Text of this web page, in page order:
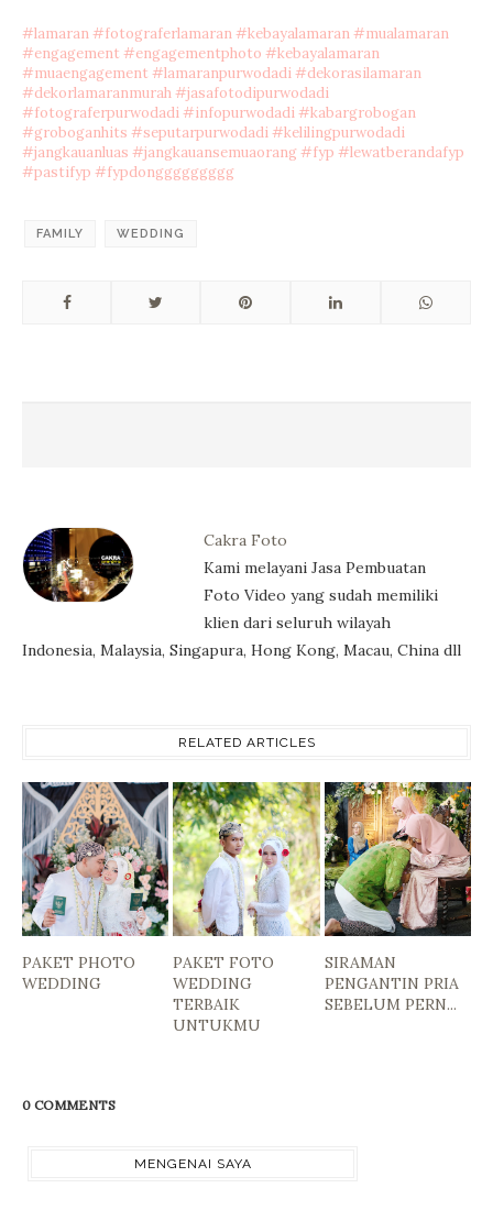
#lamaran#fotograferlamaran#kebayalamaran#mualamaran
#engagement #engagementphoto #kebayalamaran
#muaengagement #lamaranpurwodadi#dekorasilamaran
#dekorlamaranmurah#jasafotodipurwodadi
#fotograferpurwodadi#infopurwodadi#kabargrobogan
#groboganhits #seputarpurwodadi#kelilingpurwodadi
#jangkauanluas #jangkauansemuaorang#fyp #lewatberandafyp
#pastifyp #fypdonggggggggg
FAMILY WEDDING
Cakra Foto
Kami melayani Jasa Pembuatan
Foto Video yang sudah memiliki
klien dari seluruh wilayah
Indonesia, Malaysia, Singapura, Hong Kong, Macau, China dll
RELATED ARTICLES
PAKET PHOTO
WEDDING
PAKET FOTO
WEDDING
TERBAIK
UNTUKMU
SIRAMAN
PENGANTIN PRIA
SEBELUM PERN...
0 COMMENTS
MENGENAI SAYA